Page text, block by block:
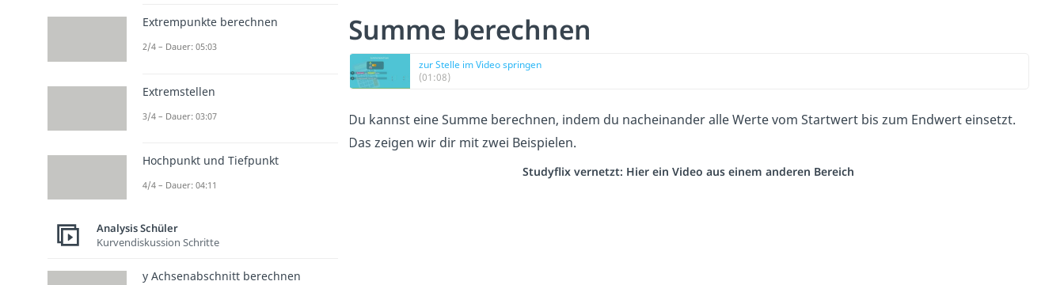
Summe berechnen
zur Stelle im Video springen
(01:08)
Du kannst eine Summe berechnen, indem du nacheinander alle Werte vom Startwert bis zum Endwert einsetzt.
Das zeigen wir dir mit zwei Beispielen.
Studyflix vernetzt: Hier ein Video aus einem anderen Bereich
Extrempunkte berechnen
2/4 – Dauer: 05:03
Extremstellen
3/4 – Dauer: 03:07
Hochpunkt und Tiefpunkt
4/4 – Dauer: 04:11
Analysis Schüler
Kurvendiskussion Schritte
y Achsenabschnitt berechnen